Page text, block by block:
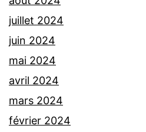
juillet 2024
juin 2024
mai 2024
avril 2024
mars 2024
février 2024